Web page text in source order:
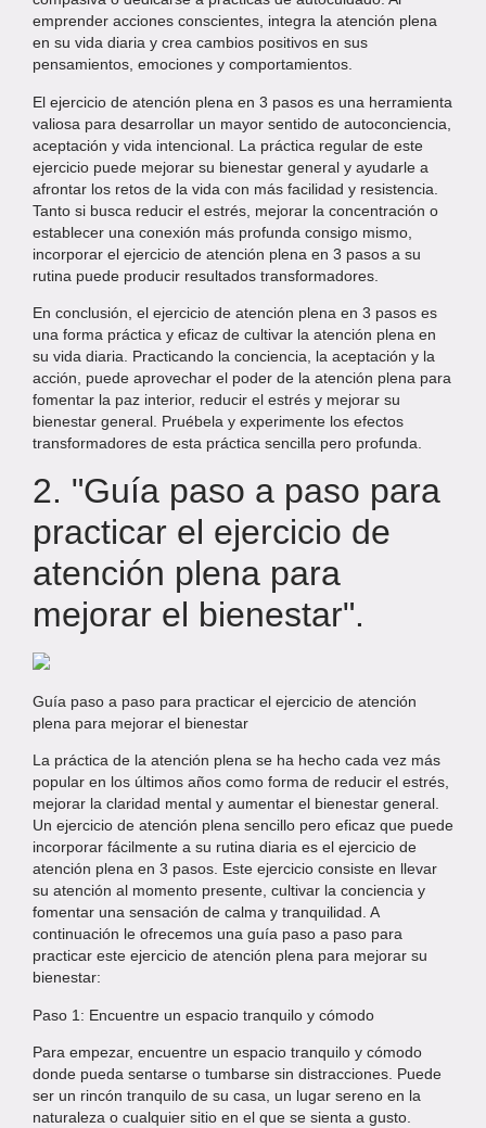
emprender acciones conscientes, integra la atención plena
en su vida diaria y crea cambios positivos en sus
pensamientos, emociones y comportamientos.
El ejercicio de atención plena en 3 pasos es una herramienta
valiosa para desarrollar un mayor sentido de autoconciencia,
aceptación y vida intencional. La práctica regular de este
ejercicio puede mejorar su bienestar general y ayudarle a
afrontar los retos de la vida con más facilidad y resistencia.
Tanto si busca reducir el estrés, mejorar la concentración o
establecer una conexión más profunda consigo mismo,
incorporar el ejercicio de atención plena en 3 pasos a su
rutina puede producir resultados transformadores.
En conclusión, el ejercicio de atención plena en 3 pasos es
una forma práctica y eficaz de cultivar la atención plena en
su vida diaria. Practicando la conciencia, la aceptación y la
acción, puede aprovechar el poder de la atención plena para
fomentar la paz interior, reducir el estrés y mejorar su
bienestar general. Pruébela y experimente los efectos
transformadores de esta práctica sencilla pero profunda.
2. "Guía paso a paso para
practicar el ejercicio de
atención plena para
mejorar el bienestar".
Guía paso a paso para practicar el ejercicio de atención
plena para mejorar el bienestar
La práctica de la atención plena se ha hecho cada vez más
popular en los últimos años como forma de reducir el estrés,
mejorar la claridad mental y aumentar el bienestar general.
Un ejercicio de atención plena sencillo pero eficaz que puede
incorporar fácilmente a su rutina diaria es el ejercicio de
atención plena en 3 pasos. Este ejercicio consiste en llevar
su atención al momento presente, cultivar la conciencia y
fomentar una sensación de calma y tranquilidad. A
continuación le ofrecemos una guía paso a paso para
practicar este ejercicio de atención plena para mejorar su
bienestar:
Paso 1: Encuentre un espacio tranquilo y cómodo
Para empezar, encuentre un espacio tranquilo y cómodo
donde pueda sentarse o tumbarse sin distracciones. Puede
ser un rincón tranquilo de su casa, un lugar sereno en la
naturaleza o cualquier sitio en el que se sienta a gusto.